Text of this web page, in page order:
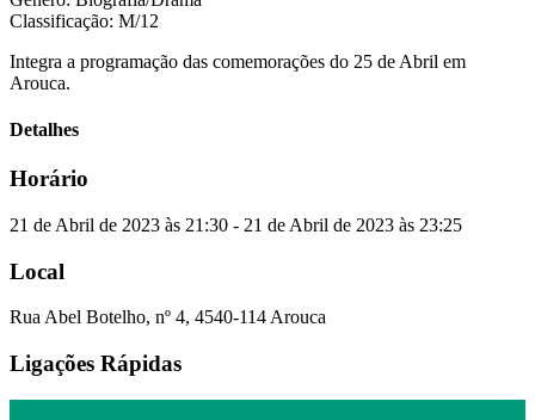
Classificação: M/12
Integra a programação das comemorações do 25 de Abril em
Arouca.
Detalhes
Horário
21 de Abril de 2023 às 21:30 - 21 de Abril de 2023 às 23:25
Local
Rua Abel Botelho, nº 4, 4540-114 Arouca
Ligações Rápidas